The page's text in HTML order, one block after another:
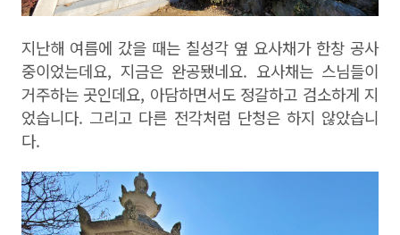
지난해 여름에 갔을 때는 칠성각 옆 요사채가 한창 공사
중이었는데요, 지금은 완공됐네요. 요사채는 스님들이
거주하는 곳인데요, 아담하면서도 정갈하고 검소하게 지
었습니다. 그리고 다른 전각처럼 단청은 하지 않았습니
다.